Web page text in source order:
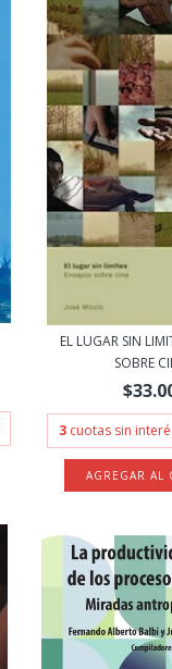
EL LUGAR SIN
SOBRE
3 cuotas sin